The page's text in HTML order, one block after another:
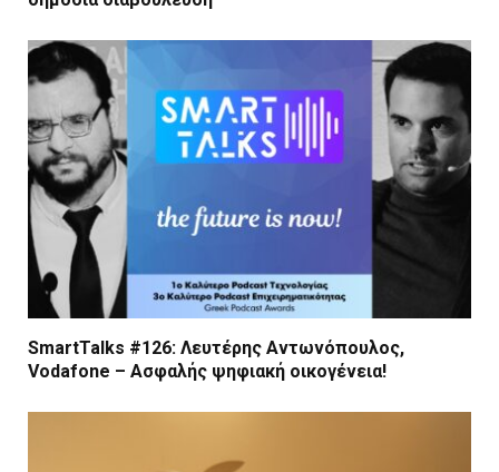
SmartTalks #126: Λευτέρης Αντωνόπουλος,
Vodafone – Ασφαλής ψηφιακή οικογένεια!